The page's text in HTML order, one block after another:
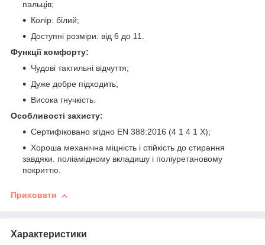
пальців;
Колір: білий;
Доступні розміри: від 6 до 11.
Функції комфорту:
Чудові тактильні відчуття;
Дуже добре підходить;
Висока гнучкість.
Особливості захисту:
Сертифіковано згідно EN 388:2016 (4 1 4 1 X);
Хороша механічна міцність і стійкість до стирання
завдяки. поліамідному вкладишу і поліуретановому
покриттю.
Приховати
Характеристики